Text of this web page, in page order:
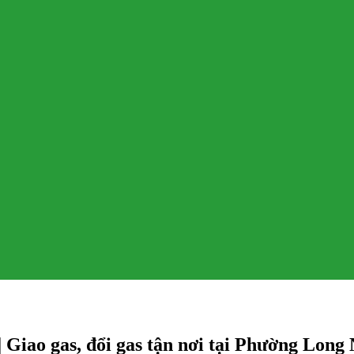
gas, đổi gas tận nơi tại Phường Long